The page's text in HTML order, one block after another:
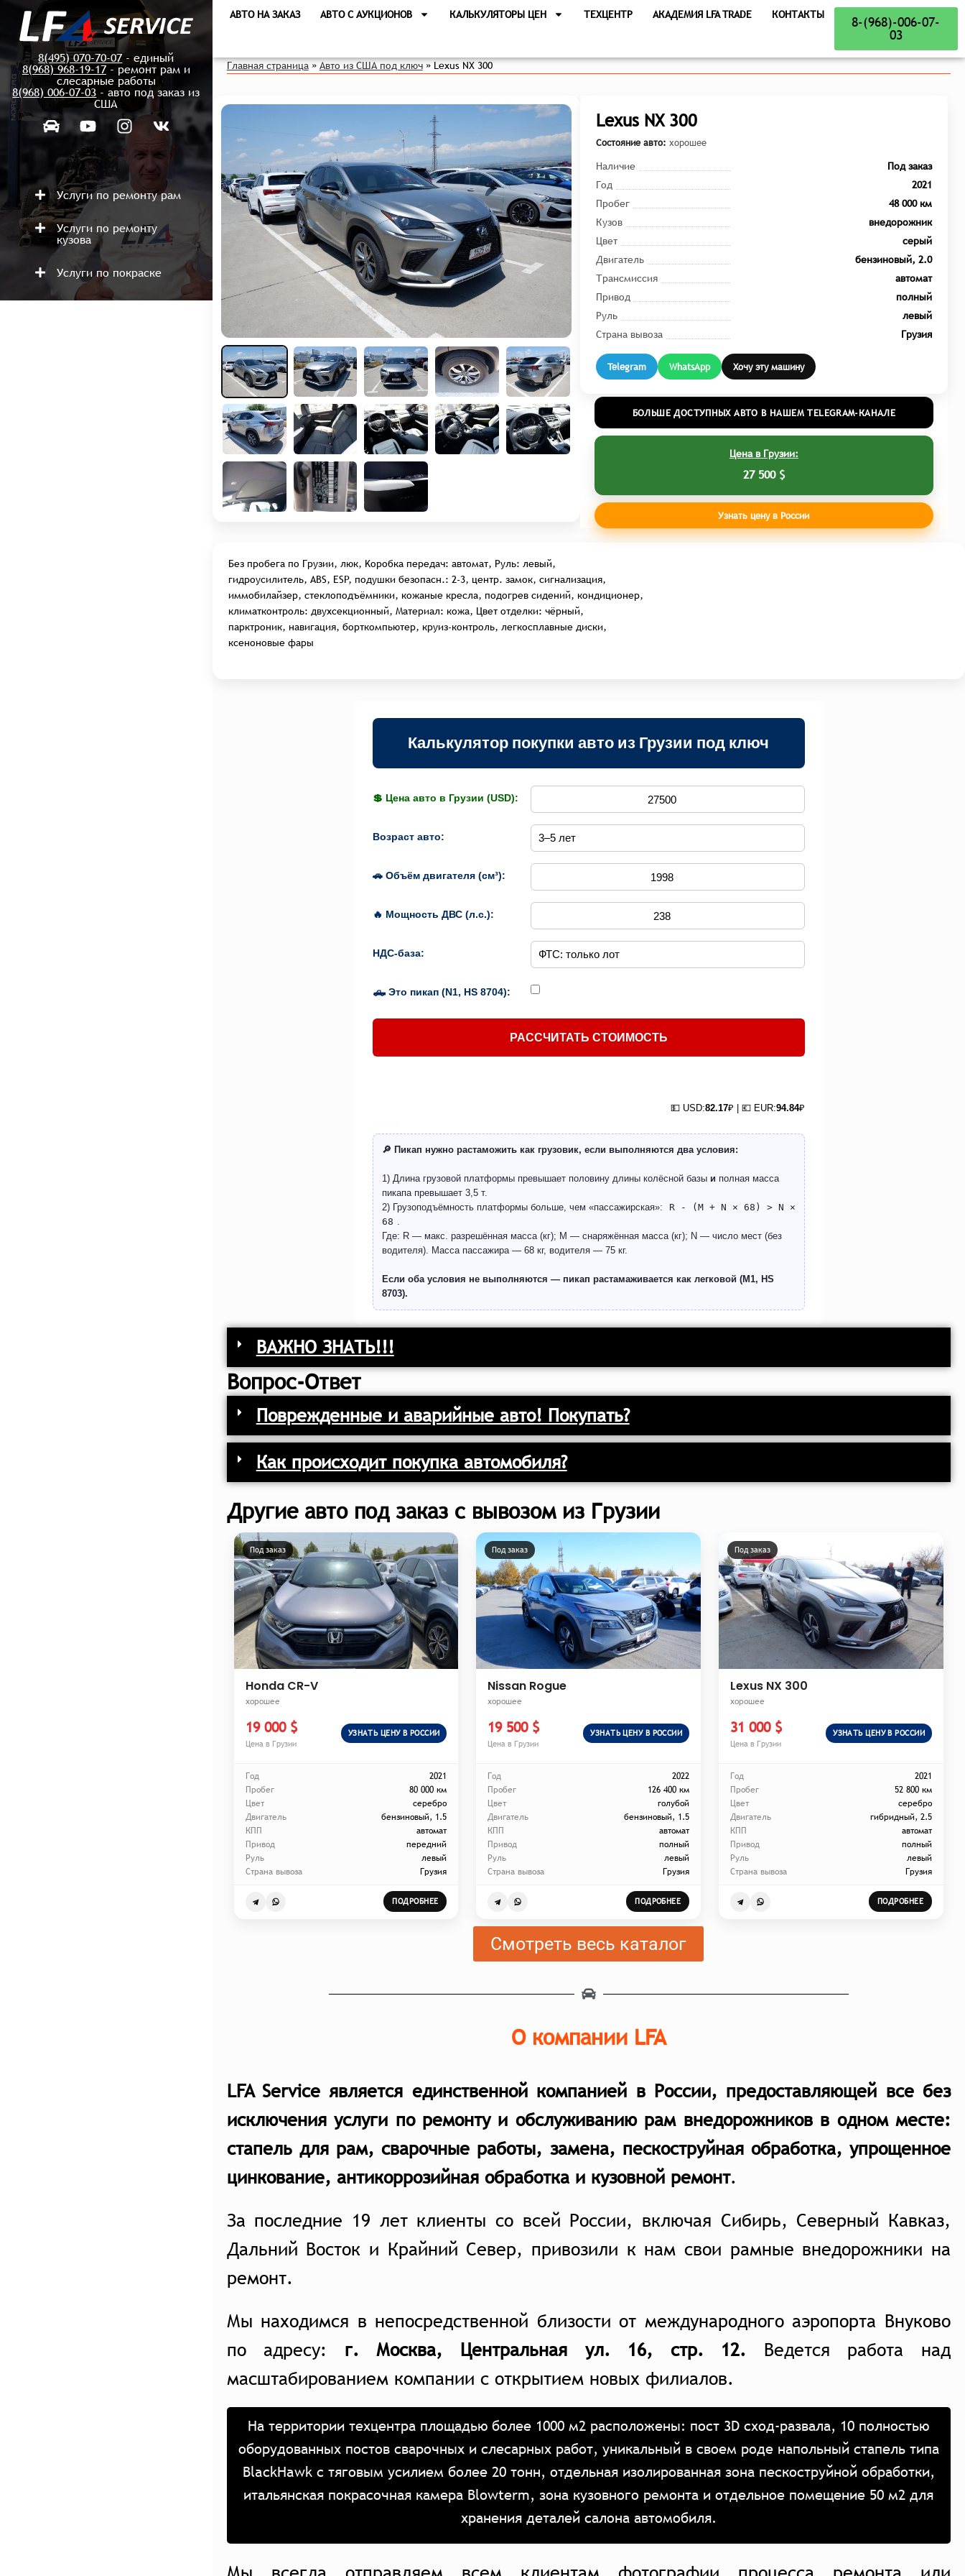
8(495) 070-70-07- единый
8(968) 968-19-17- ремонт рам и
слесарные работы
8(968) 006-07-03 - авто под заказ из
США
Услуги по ремонту рам
Услуги по ремонту
кузова
Услуги по покраске
Ремонт после аварий
АВТО НА ЗАКАЗ АВТО С АУКЦИОНОВ КАЛЬКУЛЯТОРЫ ЦЕН ТЕХЦЕНТР АКАДЕМИЯ LFA TRADE КОНТАКТЫ 8-(968)-006-07-
03
Главная страница»Авто из США под ключ»Lexus NX 300
Lexus NX 300
Состояние авто: хорошее
Наличие
Под заказ
Год
2021
Пробег
48 000 км
Кузов
внедорожник
Цвет
серый
Двигатель
бензиновый, 2.0
Трансмиссия
автомат
Привод
полный
Руль
левый
Страна вывоза
Грузия
Telegram WhatsApp Хочу эту машину
БОЛЬШЕ ДОСТУПНЫХ АВТО В НАШЕМ TELEGRAM-КАНАЛЕ
Цена в Грузии:
27 500 $
Узнать цену в России
Без пробега по Грузии, люк, Kоробка передач: автомат, Руль: левый,
гидроусилитель, ABS, ESP, подушки безопасн.: 2-3, центр. замок, сигнализация,
иммобилайзер, стеклоподъёмники, кожаные кресла, подогрев сидений, кондиционер,
климатконтроль: двухсекционный, Материал: кожа, Цвет отделки: чёрный,
парктроник, навигация, борткомпьютер, круиз-контроль, легкосплавные диски,
ксеноновые фары
Калькулятор покупки авто из Грузии под ключ
💲 Цена авто в Грузии (USD):
Возраст авто:
🚗 Объём двигателя (см³):
🔥 Мощность ДВС (л.с.):
НДС-база:
🛻 Это пикап (N1, HS 8704):
РАССЧИТАТЬ СТОИМОСТЬ
💵 USD:82.17₽ | 💶 EUR:94.84₽
🔎 Пикап нужно растаможить как грузовик, если выполняются два условия:
1) Длина грузовой платформы превышает половину длины колёсной базы и полная масса
пикапа превышает 3,5 т.
2) Грузоподъёмность платформы больше, чем «пассажирская»:
R - (M + N × 68) > N ×
68 .
Где: R — макс. разрешённая масса (кг); M — снаряжённая масса (кг); N — число мест (без
водителя). Масса пассажира — 68 кг, водителя — 75 кг.
Если оба условия не выполняются — пикап растамаживается как легковой (M1, HS
8703).
ВАЖНО ЗНАТЬ!!!
Вопрос-Ответ
Поврежденные и аварийные авто! Покупать?
Как происходит покупка автомобиля?
Другие авто под заказ с вывозом из Грузии
Под заказ
Honda CR-V
хорошее
19 000 $
Цена в Грузии
УЗНАТЬ ЦЕНУ В РОССИИ
Год
2021
Пробег
80 000 км
Цвет
серебро
Двигатель
бензиновый, 1.5
КПП
автомат
Привод
передний
Руль
левый
Страна вывоза
Грузия
ПОДРОБНЕЕ
Под заказ
Nissan Rogue
хорошее
19 500 $
Цена в Грузии
УЗНАТЬ ЦЕНУ В РОССИИ
Год
2022
Пробег
126 400 км
Цвет
голубой
Двигатель
бензиновый, 1.5
КПП
автомат
Привод
полный
Руль
левый
Страна вывоза
Грузия
ПОДРОБНЕЕ
Под заказ
Lexus NX 300
хорошее
31 000 $
Цена в Грузии
УЗНАТЬ ЦЕНУ В РОССИИ
Год
2021
Пробег
52 800 км
Цвет
серебро
Двигатель
гибридный, 2.5
КПП
автомат
Привод
полный
Руль
левый
Страна вывоза
Грузия
ПОДРОБНЕЕ
Смотреть весь каталог
О компании LFA
LFA Service является единственной компанией в России, предоставляющей все без
исключения услуги по ремонту и обслуживанию рам внедорожников в одном месте:
стапель для рам, сварочные работы, замена, пескоструйная обработка, упрощенное
цинкование, антикоррозийная обработка и кузовной ремонт.
За последние 19 лет клиенты со всей России, включая Сибирь, Северный Кавказ,
Дальний Восток и Крайний Север, привозили к нам свои рамные внедорожники на
ремонт.
Мы находимся в непосредственной близости от международного аэропорта Внуково
по адресу: г. Москва, Центральная ул. 16, стр. 12. Ведется работа над
масштабированием компании с открытием новых филиалов.
На территории техцентра площадью более 1000 м2 расположены: пост 3D сход-развала, 10 полностью
оборудованных постов сварочных и слесарных работ, уникальный в своем роде напольный стапель типа
BlackHawk с тяговым усилием более 20 тонн, отдельная изолированная зона пескоструйной обработки,
итальянская покрасочная камера Blowterm, зона кузовного ремонта и отдельное помещение 50 м2 для
хранения деталей салона автомобиля.